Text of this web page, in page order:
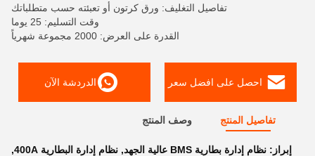
تفاصيل التغليف: ورق كرتون أو تعبئته حسب متطلباتك
وقت التسليم: 25 يوما
القدرة على العرض: 2000 مجموعة شهرياً
احصل على افضل سعر الدردشة الآن
تفاصيل المنتج وصف المنتج
إبراز: نظام إدارة بطارية BMS عالية الجهد , نظام إدارة البطارية 400A
,